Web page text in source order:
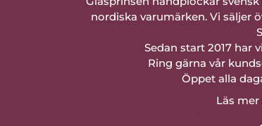
nordiska varumärken. Vi säljer
Sedan start 2017 har
Ring gärna vår
Öppet alla
Läs